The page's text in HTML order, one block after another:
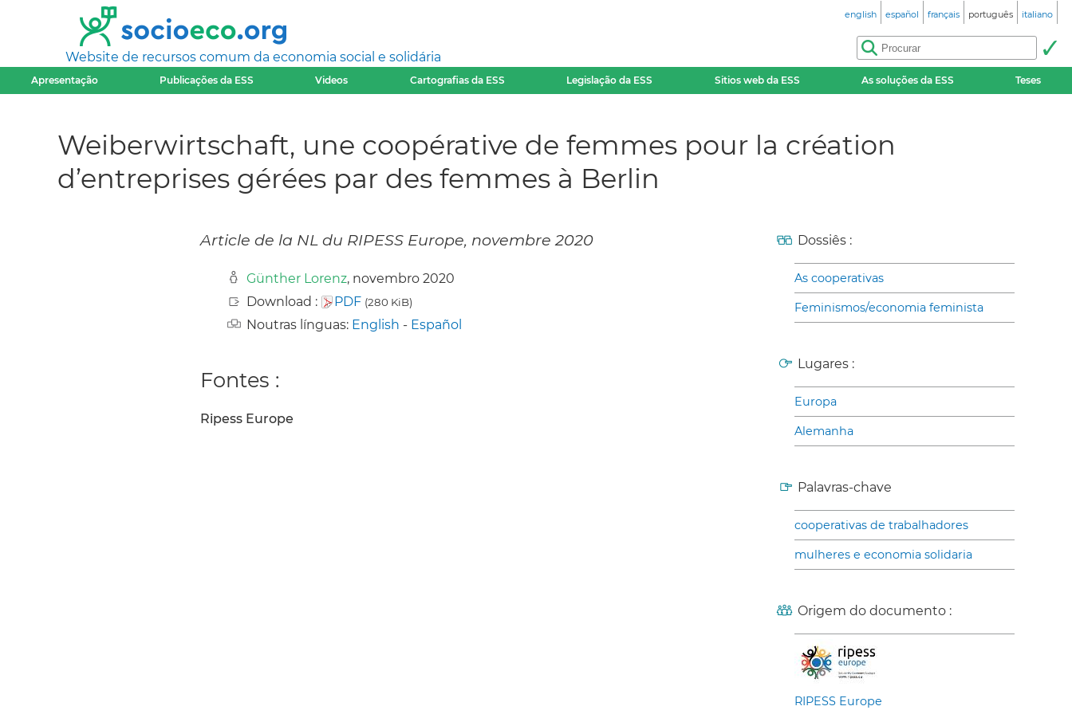
Website de recursos comum da economia social e solidária
english español français português italiano
Apresentação Publicações da ESS Videos Cartografias da ESS Legislação da ESS Sitios web da ESS As soluções da ESS Teses
Weiberwirtschaft, une coopérative de femmes pour la création
d’entreprises gérées par des femmes à Berlin
Article de la NL du RIPESS Europe, novembre 2020
Günther Lorenz, novembro 2020
Download :
PDF (280 KiB)
Noutras línguas: English - Español
Fontes :
Ripess Europe
Dossiês :
As cooperativas
Feminismos/economia feminista
Lugares :
Europa
Alemanha
Palavras-chave
cooperativas de trabalhadores
mulheres e economia solidaria
Origem do documento :
RIPESS Europe